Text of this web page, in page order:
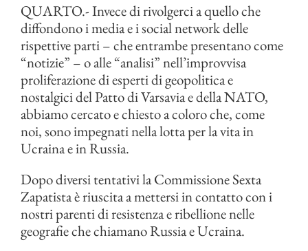
QUARTO.- Invece di rivolgerci a quello che
diffondono i media e i social network delle
rispettive parti – che entrambe presentano come
“notizie” – o alle “analisi” nell’improvvisa
proliferazione di esperti di geopolitica e
nostalgici del Patto di Varsavia e della NATO,
abbiamo cercato e chiesto a coloro che, come
noi, sono impegnati nella lotta per la vita in
Ucraina e in Russia.
Dopo diversi tentativi la Commissione Sexta
Zapatista è riuscita a mettersi in contatto con i
nostri parenti di resistenza e ribellione nelle
geografie che chiamano Russia e Ucraina.